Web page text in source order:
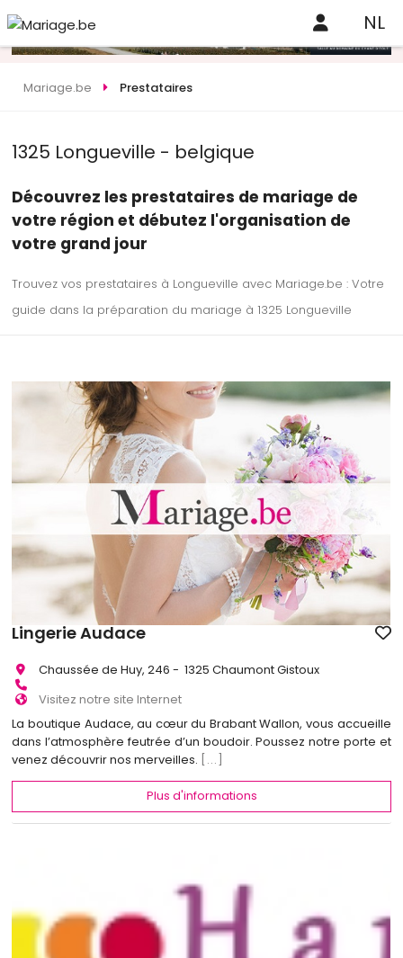
NL
Mariage.be Prestataires
1325 Longueville - belgique
Découvrez les prestataires de mariage de
votre région et débutez l'organisation de
votre grand jour
Trouvez vos prestataires à Longueville avec Mariage.be : Votre
guide dans la préparation du mariage à 1325 Longueville
Lingerie Audace
Chaussée de Huy, 246 - 1325 Chaumont Gistoux
Visitez notre site Internet
La boutique Audace, au cœur du Brabant Wallon, vous accueille
dans l’atmosphère feutrée d’un boudoir. Poussez notre porte et
venez découvrir nos merveilles. [...]
Plus d'informations